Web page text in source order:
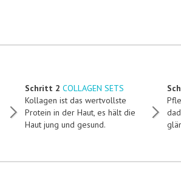
Schritt 2 COLLAGEN SETS
Kollagen ist das wertvollste
Protein in der Haut, es hält die
Haut jung und gesund.